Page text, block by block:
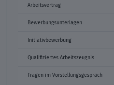
Arbeitsvertrag
Bewerbungsunterlagen
Initiativbewerbung
Qualifiziertes Arbeitszeugnis
Fragen im Vorstellungsgespräch